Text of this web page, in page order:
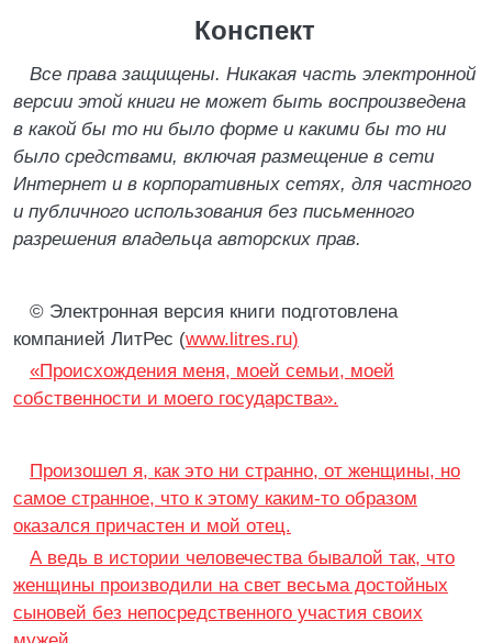
Конспект
Все права защищены. Никакая часть электронной
версии этой книги не может быть воспроизведена
в какой бы то ни было форме и какими бы то ни
было средствами, включая размещение в сети
Интернет и в корпоративных сетях, для частного
и публичного использования без письменного
разрешения владельца авторских прав.
© Электронная версия книги подготовлена
компанией ЛитРес (www.litres.ru)
«Происхождения меня, моей семьи, моей
собственности и моего государства».
Произошел я, как это ни странно, от женщины, но
самое странное, что к этому каким-то образом
оказался причастен и мой отец.
А ведь в истории человечества бывалой так, что
женщины производили на свет весьма достойных
сыновей без непосредственного участия своих